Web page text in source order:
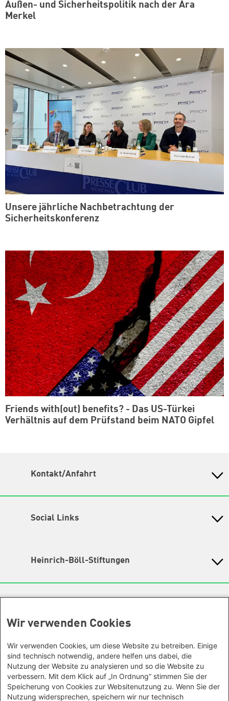
Außen- und Sicherheitspolitik nach der Ära
Merkel
Unsere jährliche Nachbetrachtung der
Sicherheitskonferenz
Friends with(out) benefits? - Das US-Türkei
Verhältnis auf dem Prüfstand beim NATO Gipfel
Kontakt/Anfahrt
in der Heinrich-Böll-Stiftung e.V.
Geschäftsstelle
noch Fragen zu einer unserer Veranstaltungen? Sie
haben eine interessante Anregung? Das
Team unserer Geschäftsstellegibt Ihnen gerne Auskunft.
Ansonsten kontaktieren Sie uns gerne auch über unsere
Social Links
TikTok
YouTube
Threads
Mastodon
Heinrich-Böll-Stiftungen
Baden-Württemberg
Berlin
Brandenburg
Bremen
Hamburg
Asien
Büro Neu-Delhi - Indien
Büro Phnom Penh - Kambodscha
Büro Südostasien
Büro Seoul - Ostasien | Globaler
Wir verwenden Cookies
Wir verwenden Cookies, um diese Website zu betreiben. Einige
sind technisch notwendig, andere helfen uns dabei, die
Nutzung der Website zu analysieren und so die Website zu
verbessern. Mit dem Klick auf „In Ordnung“ stimmen Sie der
Speicherung von Cookies zur Websitenutzung zu. Wenn Sie der
Nutzung widersprechen, speichern wir nur technisch